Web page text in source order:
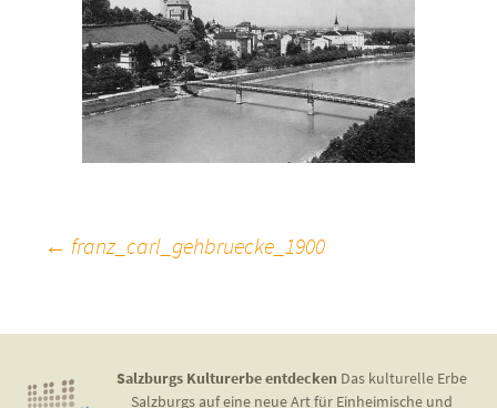
Beitragsnavigation
← franz_carl_gehbruecke_1900
Salzburgs Kulturerbe entdecken Das kulturelle Erbe
Salzburgs auf eine neue Art für Einheimische und